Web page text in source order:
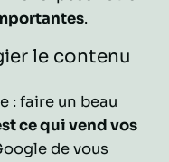
.
le contenu
: faire un beau
ce qui vend vos
de vous